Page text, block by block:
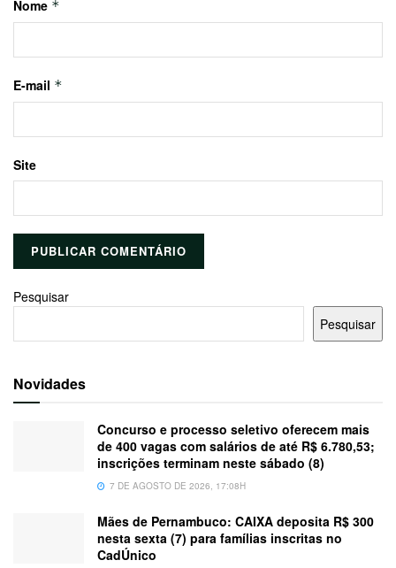
Nome *
E-mail *
Site
Pesquisar
Pesquisar
Novidades
Concurso e processo seletivo oferecem mais
de 400 vagas com salários de até R$ 6.780,53;
inscrições terminam neste sábado (8)
7 DE AGOSTO DE 2026, 17:08H
Mães de Pernambuco: CAIXA deposita R$ 300
nesta sexta (7) para famílias inscritas no
CadÚnico